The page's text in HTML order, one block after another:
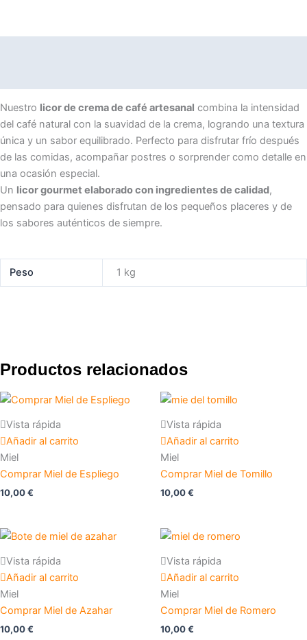
cantidad
Nuestro licor de crema de café artesanal combina la intensidad
del café natural con la suavidad de la crema, logrando una textura
única y un sabor equilibrado. Perfecto para disfrutar frío después
de las comidas, acompañar postres o sorprender como detalle en
una ocasión especial.
Un licor gourmet elaborado con ingredientes de calidad,
pensado para quienes disfrutan de los pequeños placeres y de
los sabores auténticos de siempre.
Peso 1 kg
Productos relacionados
Vista rápida
Añadir al carrito
Miel
Comprar Miel de Espliego
10,00€
Vista rápida
Añadir al carrito
Miel
Comprar Miel de Tomillo
10,00€
Vista rápida
Añadir al carrito
Miel
Comprar Miel de Azahar
10,00€
Vista rápida
Añadir al carrito
Miel
Comprar Miel de Romero
10,00€